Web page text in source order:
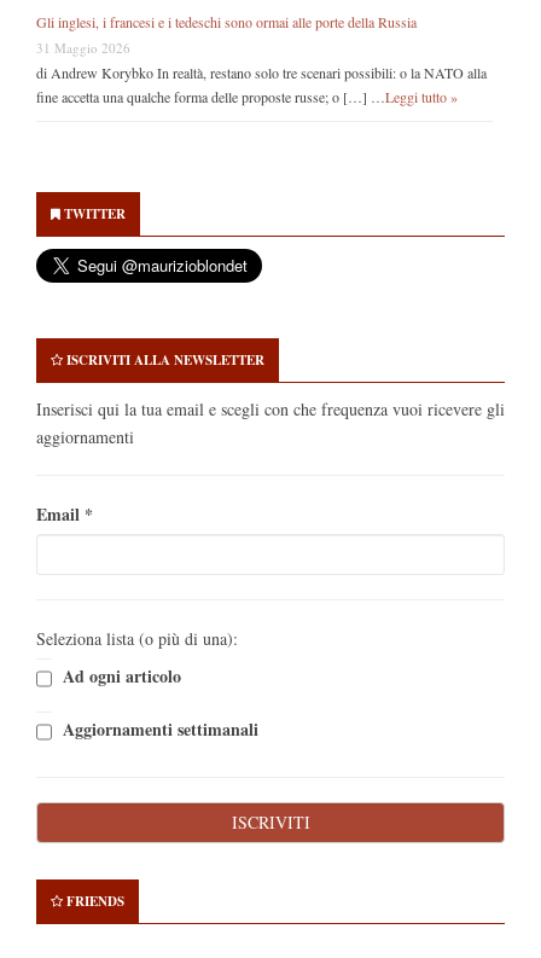
Gli inglesi, i francesi e i tedeschi sono ormai alle porte della Russia
31 Maggio 2026
di Andrew Korybko In realtà, restano solo tre scenari possibili: o la NATO alla
fine accetta una qualche forma delle proposte russe; o […] … Leggi tutto »
Sidebar
TWITTER
ISCRIVITI ALLA NEWSLETTER
Inserisci qui la tua email e scegli con che frequenza vuoi ricevere gli
aggiornamenti
Email *
Seleziona lista (o più di una):
Ad ogni articolo
Aggiornamenti settimanali
FRIENDS